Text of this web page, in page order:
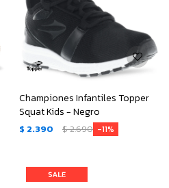
Championes Infantiles Topper
Squat Kids - Negro
$ 2.390 $2.690 11